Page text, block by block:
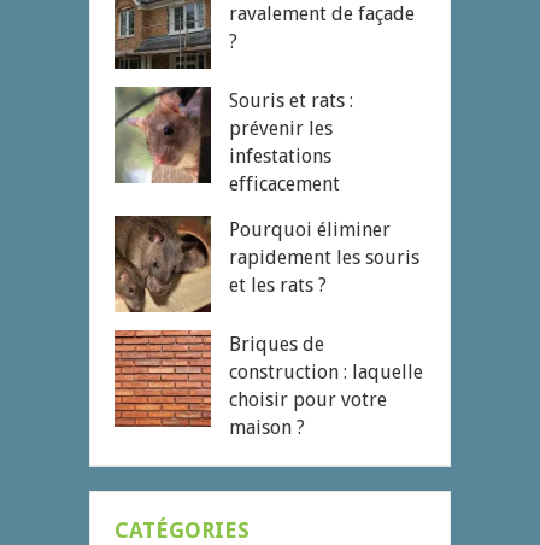
ravalement de façade
?
Souris et rats :
prévenir les
infestations
efficacement
Pourquoi éliminer
rapidement les souris
et les rats ?
Briques de
construction : laquelle
choisir pour votre
maison ?
CATÉGORIES